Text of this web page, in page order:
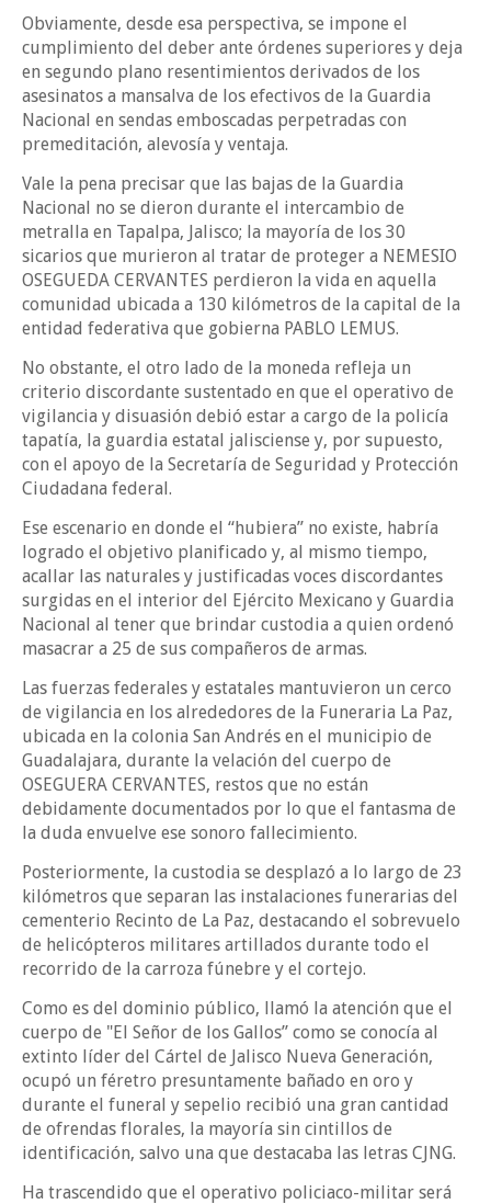
Obviamente, desde esa perspectiva, se impone el
cumplimiento del deber ante órdenes superiores y deja
en segundo plano resentimientos derivados de los
asesinatos a mansalva de los efectivos de la Guardia
Nacional en sendas emboscadas perpetradas con
premeditación, alevosía y ventaja.
Vale la pena precisar que las bajas de la Guardia
Nacional no se dieron durante el intercambio de
metralla en Tapalpa, Jalisco; la mayoría de los 30
sicarios que murieron al tratar de proteger a NEMESIO
OSEGUEDA CERVANTES perdieron la vida en aquella
comunidad ubicada a 130 kilómetros de la capital de la
entidad federativa que gobierna PABLO LEMUS.
No obstante, el otro lado de la moneda refleja un
criterio discordante sustentado en que el operativo de
vigilancia y disuasión debió estar a cargo de la policía
tapatía, la guardia estatal jalisciense y, por supuesto,
con el apoyo de la Secretaría de Seguridad y Protección
Ciudadana federal.
Ese escenario en donde el “hubiera” no existe, habría
logrado el objetivo planificado y, al mismo tiempo,
acallar las naturales y justificadas voces discordantes
surgidas en el interior del Ejército Mexicano y Guardia
Nacional al tener que brindar custodia a quien ordenó
masacrar a 25 de sus compañeros de armas.
Las fuerzas federales y estatales mantuvieron un cerco
de vigilancia en los alrededores de la Funeraria La Paz,
ubicada en la colonia San Andrés en el municipio de
Guadalajara, durante la velación del cuerpo de
OSEGUERA CERVANTES, restos que no están
debidamente documentados por lo que el fantasma de
la duda envuelve ese sonoro fallecimiento.
Posteriormente, la custodia se desplazó a lo largo de 23
kilómetros que separan las instalaciones funerarias del
cementerio Recinto de La Paz, destacando el sobrevuelo
de helicópteros militares artillados durante todo el
recorrido de la carroza fúnebre y el cortejo.
Como es del dominio público, llamó la atención que el
cuerpo de "El Señor de los Gallos” como se conocía al
extinto líder del Cártel de Jalisco Nueva Generación,
ocupó un féretro presuntamente bañado en oro y
durante el funeral y sepelio recibió una gran cantidad
de ofrendas florales, la mayoría sin cintillos de
identificación, salvo una que destacaba las letras CJNG.
Ha trascendido que el operativo policiaco-militar será